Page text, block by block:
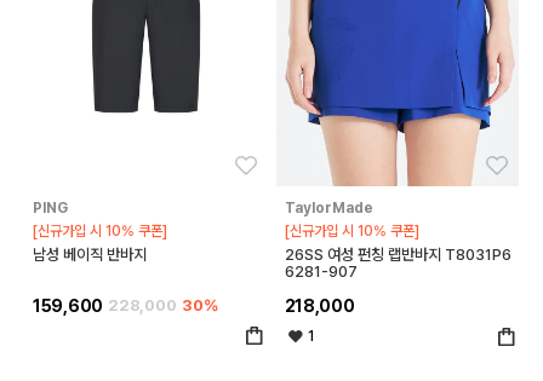
PING
[신규가입 시 10% 쿠폰]
남성 베이직 반바지
159,600 228,000 30%
TaylorMade
[신규가입 시 10% 쿠폰]
26SS 여성 펀칭 랩반바지 T8031P6
6281-907
218,000
1